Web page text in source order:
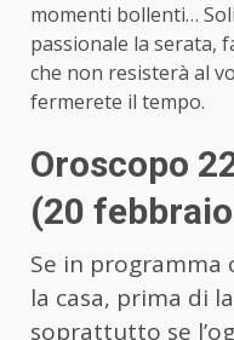
momenti bollenti…
passionale la serata,
che non resisterà al
fermerete il tempo.
Oroscopo
(20
Se in programma
la casa, prima di
soprattutto se